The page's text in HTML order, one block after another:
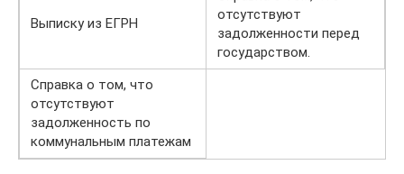
Выписку из ЕГРН
отсутствуют
задолженности перед
государством.
Справка о том, что
отсутствуют
задолженность по
коммунальным платежам